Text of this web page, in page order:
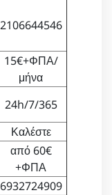
2106644546
15€+ΦΠΑ/
μήνα
24h/7/365
Καλέστε
από 60€
+ΦΠΑ
6932724909